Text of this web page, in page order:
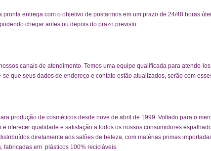
pronta entrega com o objetivo de postarmos em um prazo de 24/48 horas
chegar antes ou depois do prazo previsto.
canais de atendimento. Temos uma equipe qualificada para atende-los.
se que seus dados de endereço e contato estão atualizados, serão com
produção de cosméticos desde nove de abril de 1999. Voltado para o
e oferecer qualidade e satisfação a todos os nossos consumidores
diretamente aos salões de beleza, com matérias primas
fabricadas em plásticos 100% recicláveis.